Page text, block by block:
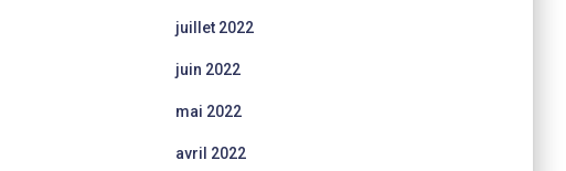
juillet 2022
juin 2022
mai 2022
avril 2022